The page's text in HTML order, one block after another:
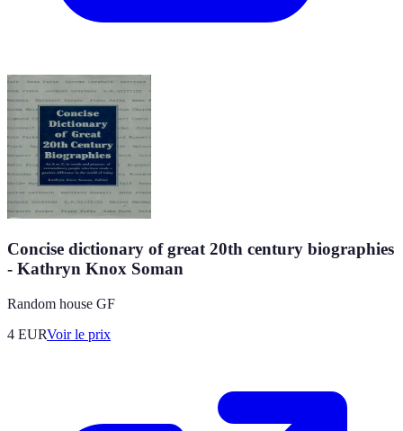
Concise dictionary of great 20th century biographies
- Kathryn Knox Soman
Random house GF
4 EURVoir le prix